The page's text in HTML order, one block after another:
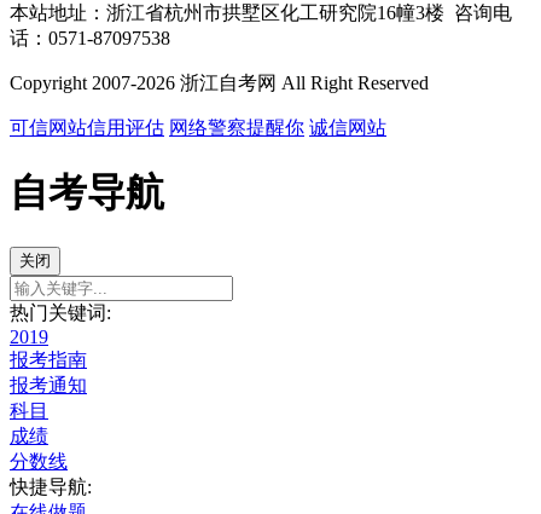
本站地址：浙江省杭州市拱墅区化工研究院16幢3楼 咨询电
话：0571-87097538
Copyright 2007-2026 浙江自考网 All Right Reserved
可信网站信用评估 网络警察提醒你 诚信网站
自考导航
关闭
热门关键词:
2019
报考指南
报考通知
科目
成绩
分数线
快捷导航: